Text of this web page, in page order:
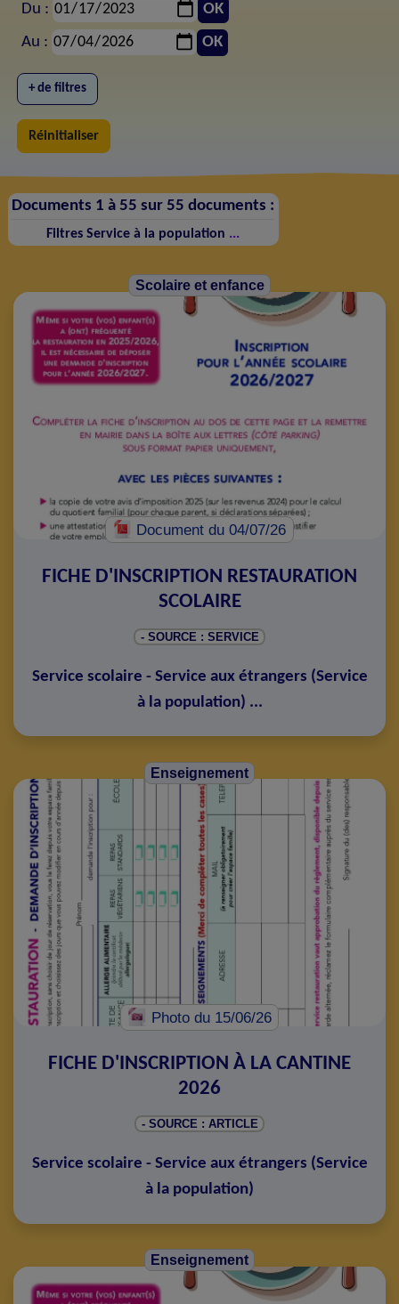
Du :
OK
Au :
OK
+ de filtres
Réinitialiser
Documents 1 à 55 sur 55 documents :
FiltresService à la population ...
Scolaire et enfance
Documentdu 04/07/26
FICHE D'INSCRIPTION RESTAURATION
SCOLAIRE
- SOURCE : SERVICE
Service scolaire - Service aux étrangers (Service
à la population) ...
Enseignement
Photo du 15/06/26
FICHE D'INSCRIPTION À LA CANTINE
2026
- SOURCE : ARTICLE
Service scolaire - Service aux étrangers (Service
à la population)
Enseignement